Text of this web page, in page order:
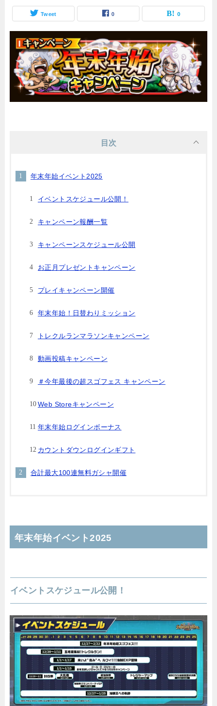
Tweet 0 0
目次
年末年始イベント2025
イベントスケジュール公開！
キャンペーン報酬一覧
キャンペーンスケジュール公開
お正月プレゼントキャンペーン
プレイキャンペーン開催
年末年始！日替わりミッション
トレクルランマラソンキャンペーン
動画投稿キャンペーン
＃今年最後の超スゴフェス キャンペーン
Web Storeキャンペーン
年末年始ログインボーナス
カウントダウンログインギフト
合計最大100連無料ガシャ開催
年末年始イベント2025
イベントスケジュール公開！